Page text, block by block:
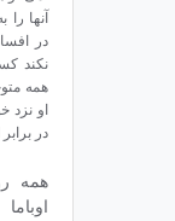
آنها
در
نکند
همه
او نزد
در
همه